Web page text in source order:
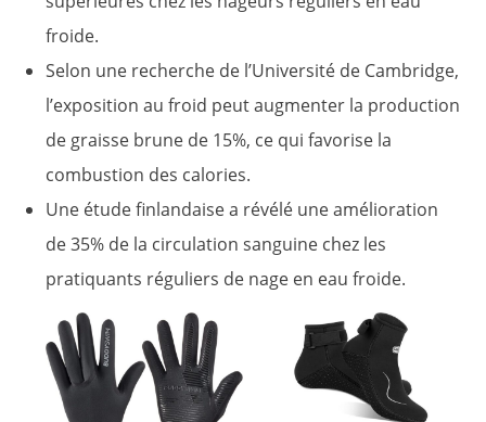
froide.
Selon une recherche de l’Université de Cambridge,
l’exposition au froid peut augmenter la production
de graisse brune de 15%, ce qui favorise la
combustion des calories.
Une étude finlandaise a révélé une amélioration
de 35% de la circulation sanguine chez les
pratiquants réguliers de nage en eau froide.